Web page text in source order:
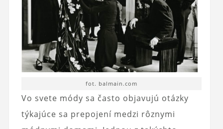
fot. balmain.com
Vo svete módy sa často objavujú otázky
týkajúce sa prepojení medzi rôznymi